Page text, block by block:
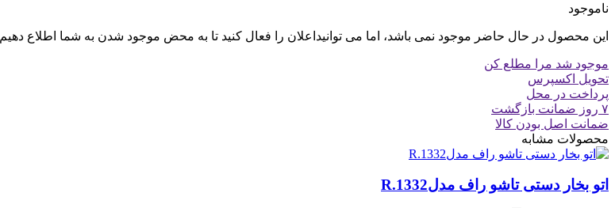
ناموجود
این محصول در حال حاضر موجود نمی باشد، اما می توانیداعلان را فعال کنید تا به محض موجود شدن به شما اطلاع دهیم
موجود شد مرا مطلع کن
تحویل اکسپرس
پرداخت در محل
۷ روز ضمانت بازگشت
ضمانت اصل بودن کالا
محصولات مشابه
اتو بخار دستی تاشو راف مدلR.1332